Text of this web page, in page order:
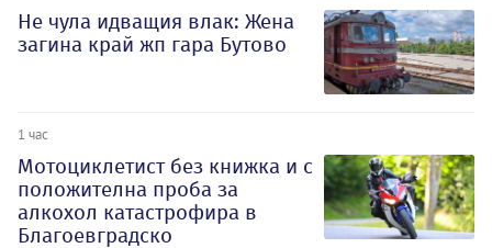
Не чула идващия влак: Жена
загина край жп гара Бутово
1 час
Мотоциклетист без книжка и с
положителна проба за
алкохол катастрофира в
Благоевградско